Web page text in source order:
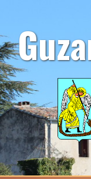
contenu